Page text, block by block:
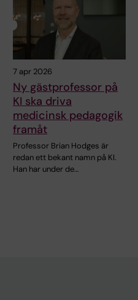
7 apr 2026
Ny gästprofessor på
KI ska driva
medicinsk pedagogik
framåt
Professor Brian Hodges är
redan ett bekant namn på KI.
Han har under de…